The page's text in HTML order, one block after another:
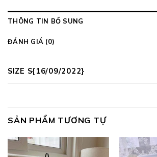
THÔNG TIN BỔ SUNG
ĐÁNH GIÁ (0)
SIZE S{16/09/2022}
SẢN PHẨM TƯƠNG TỰ